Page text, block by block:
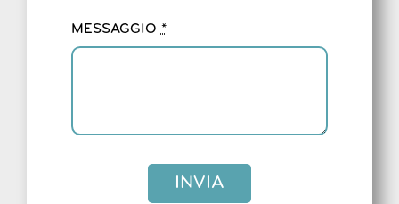
MESSAGGIO *
INVIA